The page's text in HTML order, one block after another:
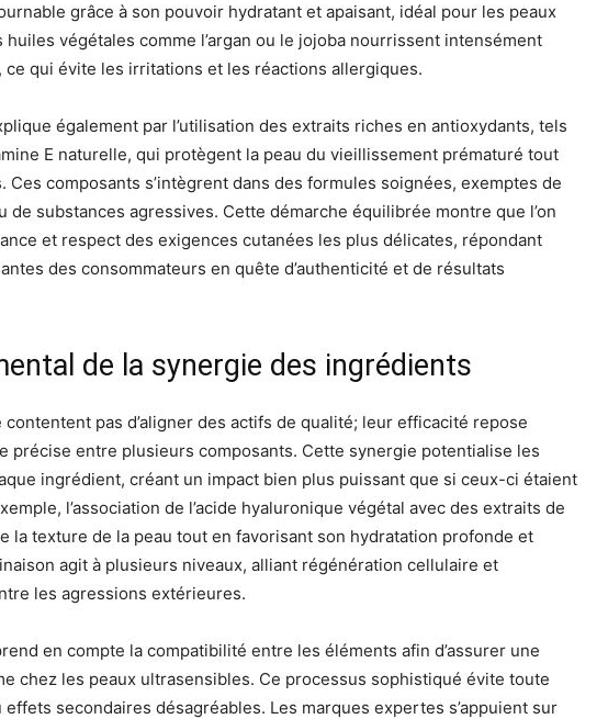
grâce à son pouvoir hydratant et apaisant, idéal pour les peaux
huiles végétales comme l’argan ou le jojoba nourrissent intensément
ce qui évite les irritations et les réactions allergiques.
également par l’utilisation des extraits riches en antioxydants, tels
E naturelle, qui protègent la peau du vieillissement prématuré tout
Ces composants s’intègrent dans des formules soignées, exemptes de
de substances agressives. Cette démarche équilibrée montre que l’on
et respect des exigences cutanées les plus délicates, répondant
des consommateurs en quête d’authenticité et de résultats
de la synergie des ingrédients
pas d’aligner des actifs de qualité; leur efficacité repose
précise entre plusieurs composants. Cette synergie potentialise les
ingrédient, créant un impact bien plus puissant que si ceux-ci étaient
l’association de l’acide hyaluronique végétal avec des extraits de
la texture de la peau tout en favorisant son hydratation profonde et
agit à plusieurs niveaux, alliant régénération cellulaire et
les agressions extérieures.
en compte la compatibilité entre les éléments afin d’assurer une
chez les peaux ultrasensibles. Ce processus sophistiqué évite toute
effets secondaires désagréables. Les marques expertes s’appuient sur